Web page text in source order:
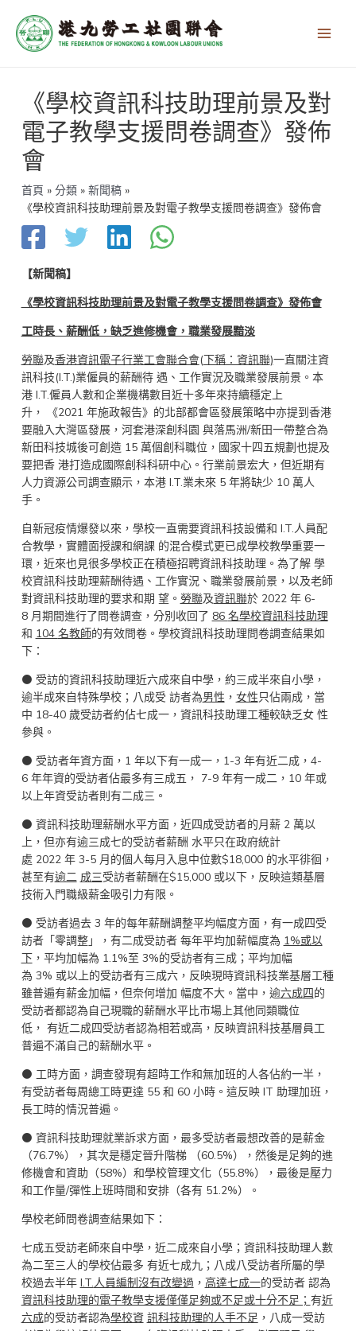
《學校資訊科技助理前景及對
電子教學支援問卷調查》發佈
會
首頁 分類
新聞稿
《學校資訊科技助理前景及對電子教學支援問卷調查》發佈會
【新聞稿】
《學校資訊科技助理前景及對電子教學支援問卷調查》發佈會
工時長、薪酬低，缺乏進修機會，職業發展黯淡
勞聯及香港資訊電子行業工會聯合會(下稱：資訊聯)一直關注資
訊科技(I.T.)業僱員的薪酬待 遇、工作實況及職業發展前景。本
港 I.T.僱員人數和企業機構數目近十多年來持續穩定上
升， 《2021 年施政報告》的北部都會區發展策略中亦提到香港
要融入大灣區發展，河套港深創科園 與落馬洲/新田一帶整合為
新田科技城後可創造 15 萬個創科職位，國家十四五規劃也提及
要把香 港打造成國際創科科研中心。行業前景宏大，但近期有
人力資源公司調查顯示，本港 I.T.業未來 5 年將缺少 10 萬人
手。
自新冠疫情爆發以來，學校一直需要資訊科技設備和 I.T.人員配
合教學，實體面授課和網課 的混合模式更已成學校教學重要一
環，近來也見很多學校正在積極招聘資訊科技助理。為了解 學
校資訊科技助理薪酬待遇、工作實況、職業發展前景，以及老師
對資訊科技助理的要求和期 望。 勞聯及資訊聯於 2022 年 6-
8 月期間進行了問卷調查，分別收回了 86 名學校資訊科技助理
和 104 名教師的有效問卷。學校資訊科技助理問卷調查結果如
下：
⚫ 受訪的資訊科技助理近六成來自中學，約三成半來自小學，
逾半成來自特殊學校；八成受 訪者為男性， 女性只佔兩成，當
中 18-40 歲受訪者約佔七成一，資訊科技助理工種較缺乏女 性
參與。
⚫ 受訪者年資方面，1 年以下有一成一，1-3 年有近二成，4-
6 年年資的受訪者佔最多有三成五， 7-9 年有一成二，10 年或
以上年資受訪者則有二成三。
⚫ 資訊科技助理薪酬水平方面，近四成受訪者的月薪 2 萬以
上，但亦有逾三成七的受訪者薪酬 水平只在政府統計
處 2022 年 3-5 月的個人每月入息中位數$18,000 的水平徘徊，
甚至有逾二 成三受訪者薪酬在$15,000 或以下，反映這類基層
技術入門職級薪金吸引力有限。
⚫ 受訪者過去 3 年的每年薪酬調整平均幅度方面，有一成四受
訪者「零調整」，有二成受訪者 每年平均加薪幅度為 1%或以
下，平均加幅為 1.1%至 3%的受訪者有三成；平均加幅
為 3% 或以上的受訪者有三成六，反映現時資訊科技業基層工種
雖普遍有薪金加幅，但奈何增加 幅度不大。當中，逾六成四的
受訪者都認為自己現職的薪酬水平比市場上其他同類職位
低， 有近二成四受訪者認為相若或高，反映資訊科技基層員工
普遍不滿自己的薪酬水平。
⚫ 工時方面，調查發現有超時工作和無加班的人各佔約一半，
有受訪者每周總工時更達 55 和 60 小時。這反映 IT 助理加班，
長工時的情況普遍。
⚫ 資訊科技助理就業訴求方面，最多受訪者最想改善的是薪金
（76.7%），其次是穩定晉升階梯 （60.5%），然後是足夠的進
修機會和資助（58%）和學校管理文化（55.8%），最後是壓力
和工作量/彈性上班時間和安排（各有 51.2%）。
學校老師問卷調查結果如下：
七成五受訪老師來自中學，近二成來自小學；資訊科技助理人數
為二至三人的學校佔最多 有近七成九；八成八受訪者所屬的學
校過去半年 I.T.人員編制沒有改變過， 高達七成一的受訪者 認為
資訊科技助理的電子教學支援僅僅足夠或不足或十分不足； 有近
六成的受訪者認為學校資 訊科技助理的人手不足 ，八成一受訪
章
導
覽